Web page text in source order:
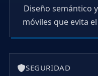
Diseño semántico
móviles que evita
SEGURIDAD